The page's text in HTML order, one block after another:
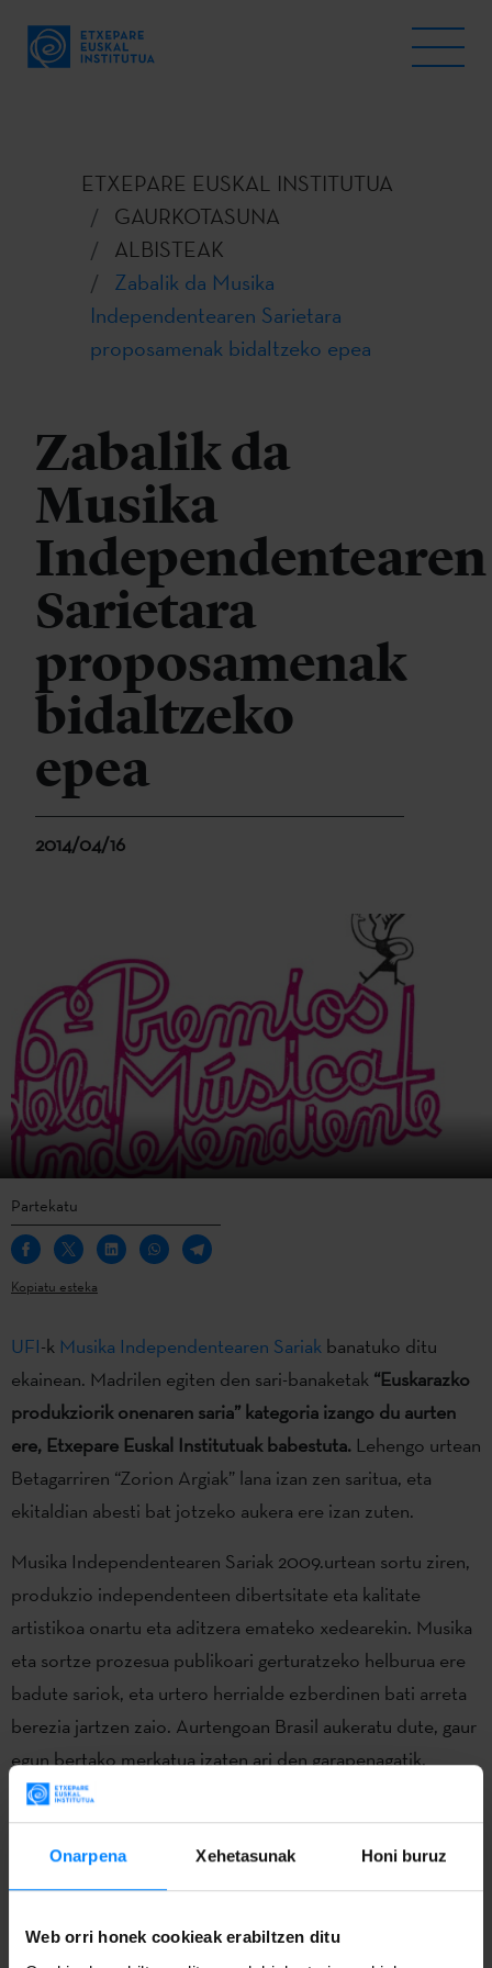
Onarpena Xehetasunak Honi buruz
Web orri honek cookieak erabiltzen ditu
ETXEPARE EUSKAL INSTITUTUA
GAURKOTASUNA
ALBISTEAK
Zabalik da Musika
Independentearen Sarietara
proposamenak bidaltzeko epea
Zabalik da
Musika
Independentearen
Sarietara
proposamenak
bidaltzeko
epea
2014/04/16
Partekatu
Kopiatu esteka
UFI-k Musika Independentearen Sariak banatuko ditu
ekainean. Madrilen egiten den sari-banaketak “Euskarazko
produkziorik onenaren saria” kategoria izango du aurten
ere, Etxepare Euskal Institutuak babestuta. Lehengo urtean
Betagarriren “Zorion Argiak” lana izan zen saritua, eta
ekitaldian abesti bat jotzeko aukera ere izan zuten.
Musika Independentearen Sariak 2009.urtean sortu ziren,
produkzio independenteen dibertsitate eta kalitate
artistikoa onartu eta aditzera emateko xedearekin. Musika
eta sortze prozesua publikoari gerturatzeko helburua ere
badute sariok, eta urtero herrialde ezberdinen bati arreta
berezia jartzen zaio. Aurtengoan Brasil aukeratu dute, gaur
egun bertako merkatua izaten ari den garapenagatik.
Apirilaren 27a da sarietarako proposamenak aurkezteko
UFI -k Musika Independentearen Sariakbanatuko ditu